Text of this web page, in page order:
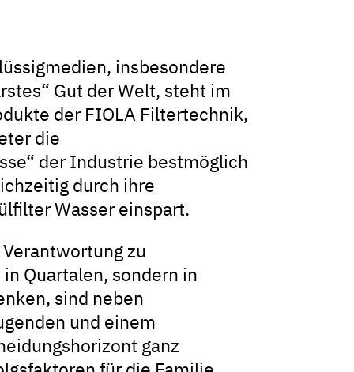
insbesondere
Gut der Welt, steht im
der FIOLA Filtertechnik,
die
der Industrie bestmöglich
durch ihre
Wasser einspart.
zu
Quartalen, sondern in
sind neben
und einem
ganz